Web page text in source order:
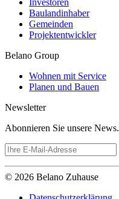
Investoren
Baulandinhaber
Gemeinden
Projektentwickler
Belano Group
Wohnen mit Service
Planen und Bauen
Newsletter
Abonnieren Sie unsere News.
© 2026 Belano Zuhause